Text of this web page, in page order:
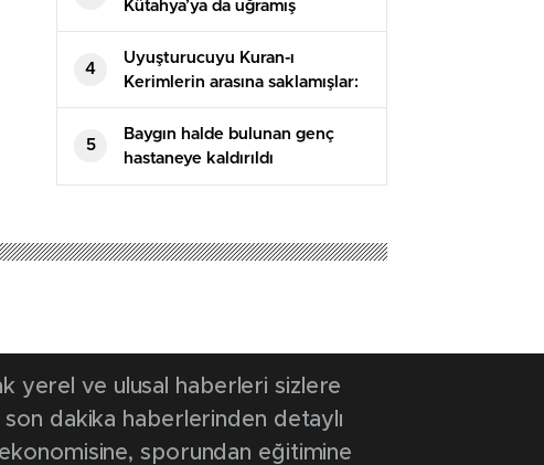
Kütahya’ya da uğramış
4
Uyuşturucuyu Kuran-ı
Kerimlerin arasına saklamışlar:
5 tutuklama
5
Baygın halde bulunan genç
hastaneye kaldırıldı